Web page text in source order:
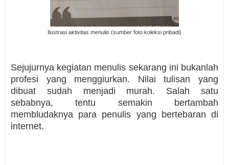
Ilustrasi aktivitas menulis (sumber foto koleksi pribadi)
Sejujurnya kegiatan menulis sekarang ini bukanlah
profesi yang menggiurkan. Nilai tulisan yang
dibuat sudah menjadi murah. Salah satu
sebabnya, tentu semakin bertambah
membludaknya para penulis yang bertebaran di
internet.